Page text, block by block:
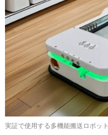
実証で使用する多機能搬送ロボット